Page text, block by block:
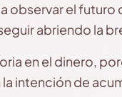
observar el futuro
abriendo la
en el dinero,
la intención de